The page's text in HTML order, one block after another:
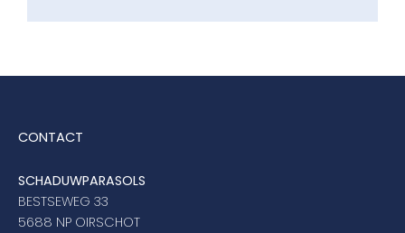
CONTACT
SCHADUWPARASOLS
BESTSEWEG 33
5688 NP OIRSCHOT